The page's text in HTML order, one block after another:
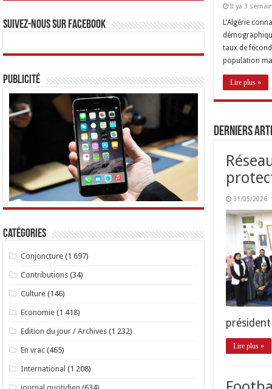
Il ya 3
L’Algérie
taux de
population
Lire plus »
Derniers
31/05/2026
Lire plus »
Suivez-nous sur Facebook
Publicité
Catégories
Conjoncture (1 697)
Contributions (34)
Culture (146)
Economie (1 418)
Edition du jour / Archives (1 232)
En vrac (465)
International (1 208)